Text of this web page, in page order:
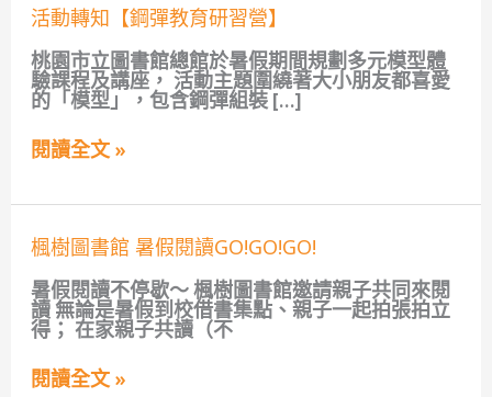
活動轉知【鋼彈教育研習營】
桃園市立圖書館總館於暑假期間規劃多元模型體
驗課程及講座， 活動主題圍繞著大小朋友都喜愛
的「模型」，包含鋼彈組裝 […]
活
動
轉
知
【鋼
彈
教
育
營】
閱讀全文 »
楓樹圖書館 暑假閱讀GO!GO!GO!
暑假閱讀不停歇～ 楓樹圖書館邀請親子共同來閱
讀 無論是暑假到校借書集點、親子一起拍張拍立
得； 在家親子共讀（不
楓
樹
圖
書
館
暑
假
閱
閱讀全文 »